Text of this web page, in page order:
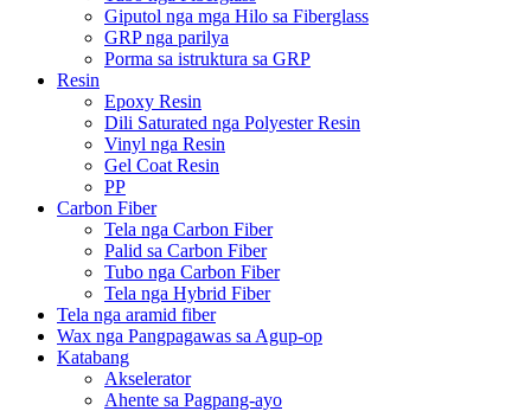
Giputol nga mga Hilo sa Fiberglass
GRP nga parilya
Porma sa istruktura sa GRP
Resin
Epoxy Resin
Dili Saturated nga Polyester Resin
Vinyl nga Resin
Gel Coat Resin
PP
Carbon Fiber
Tela nga Carbon Fiber
Palid sa Carbon Fiber
Tubo nga Carbon Fiber
Tela nga Hybrid Fiber
Tela nga aramid fiber
Wax nga Pangpagawas sa Agup-op
Katabang
Akselerator
Ahente sa Pagpang-ayo